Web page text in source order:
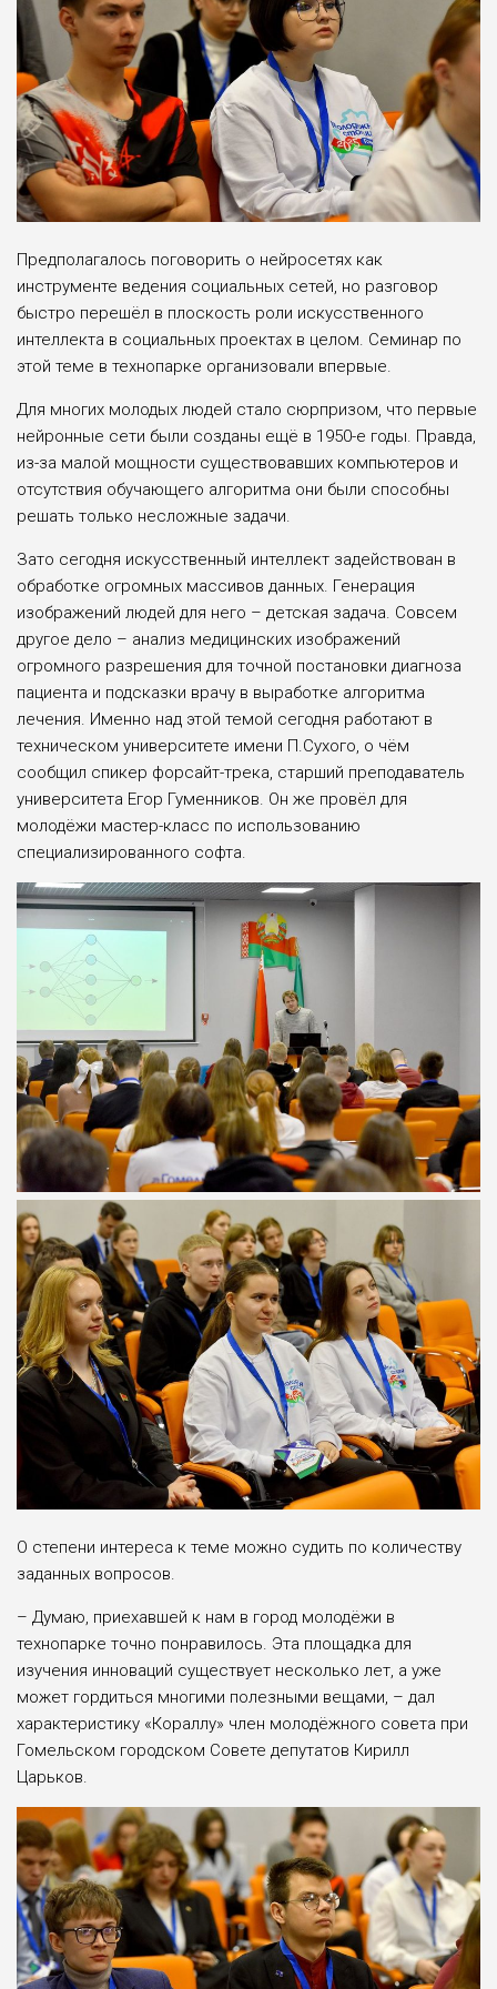
Предполагалось поговорить о нейросетях как
инструменте ведения социальных сетей, но разговор
быстро перешёл в плоскость роли искусственного
интеллекта в социальных проектах в целом. Семинар по
этой теме в технопарке организовали впервые.
Для многих молодых людей стало сюрпризом, что первые
нейронные сети были созданы ещё в 1950-е годы. Правда,
из-за малой мощности существовавших компьютеров и
отсутствия обучающего алгоритма они были способны
решать только несложные задачи.
Зато сегодня искусственный интеллект задействован в
обработке огромных массивов данных. Генерация
изображений людей для него – детская задача. Совсем
другое дело – анализ медицинских изображений
огромного разрешения для точной постановки диагноза
пациента и подсказки врачу в выработке алгоритма
лечения. Именно над этой темой сегодня работают в
техническом университете имени П.Сухого, о чём
сообщил спикер форсайт-трека, старший преподаватель
университета Егор Гуменников. Он же провёл для
молодёжи мастер-класс по использованию
специализированного софта.
О степени интереса к теме можно судить по количеству
заданных вопросов.
– Думаю, приехавшей к нам в город молодёжи в
технопарке точно понравилось. Эта площадка для
изучения инноваций существует несколько лет, а уже
может гордиться многими полезными вещами, – дал
характеристику «Кораллу» член молодёжного совета при
Гомельском городском Совете депутатов Кирилл
Царьков.